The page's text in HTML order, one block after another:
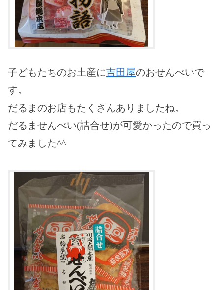
子どもたちのお土産に吉田屋のおせんべいで
す。
だるまのお店もたくさんありましたね。
だるませんべい(詰合せ)が可愛かったので買っ
てみました^^